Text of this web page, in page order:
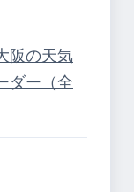
阪の天気
ダー（全